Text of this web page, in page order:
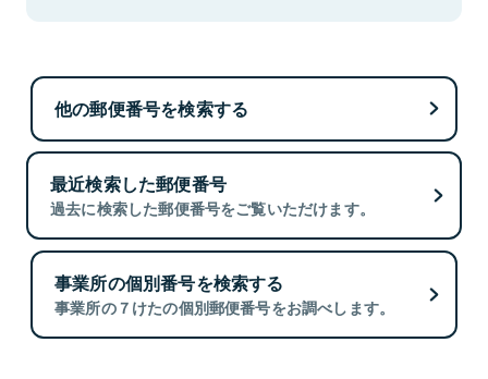
他の郵便番号を検索する
最近検索した郵便番号
過去に検索した郵便番号をご覧いただけます。
事業所の個別番号を検索する
事業所の７けたの個別郵便番号をお調べします。